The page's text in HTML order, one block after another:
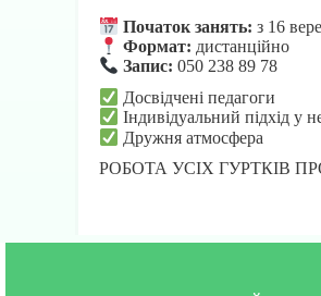
Початок занять: з 16
Формат: дистанційно
Запис: 050 238 89 78
Досвідчені педагоги
Індивідуальний підхід у
Дружня атмосфера
РОБОТА УСІХ ГУРТКІВ